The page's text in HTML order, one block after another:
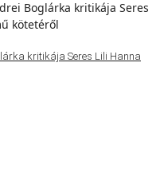
kritikája Seres Lili Hanna